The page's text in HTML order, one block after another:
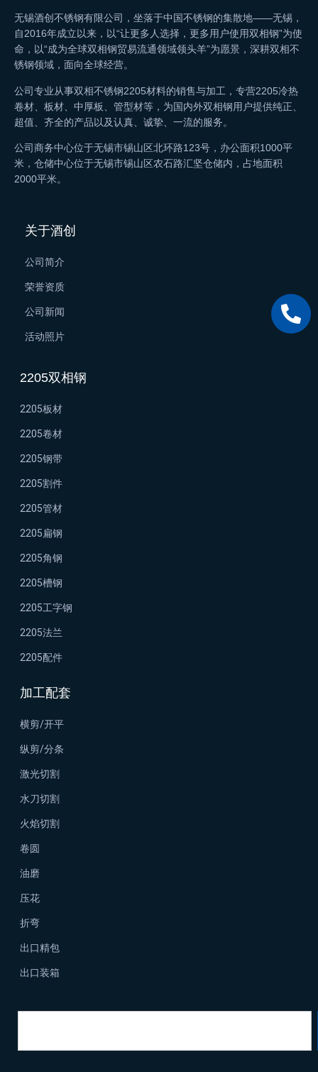
无锡酒创不锈钢有限公司，坐落于中国不锈钢的集散地——无锡，
自2016年成立以来，以“让更多人选择，更多用户使用双相钢”为使
命，以“成为全球双相钢贸易流通领域领头羊”为愿景，深耕双相不
锈钢领域，面向全球经营。
公司专业从事双相不锈钢2205材料的销售与加工，专营2205冷热
卷材、板材、中厚板、管型材等，为国内外双相钢用户提供纯正、
超值、齐全的产品以及认真、诚挚、一流的服务。
公司商务中心位于无锡市锡山区北环路123号，办公面积1000平
米，仓储中心位于无锡市锡山区农石路汇坚仓储内，占地面积
2000平米。
关于酒创
公司简介
荣誉资质
公司新闻
活动照片
2205双相钢
2205板材
2205卷材
2205钢带
2205割件
2205管材
2205扁钢
2205角钢
2205槽钢
2205工字钢
2205法兰
2205配件
加工配套
横剪/开平
纵剪/分条
激光切割
水刀切割
火焰切割
卷圆
油磨
压花
折弯
出口精包
出口装箱